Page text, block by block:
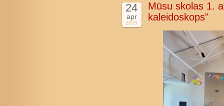
24
apr
2025
Mūsu skolas 1.
kaleidoskops"